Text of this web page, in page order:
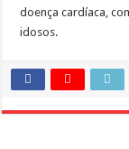
doença cardíaca,
idosos.